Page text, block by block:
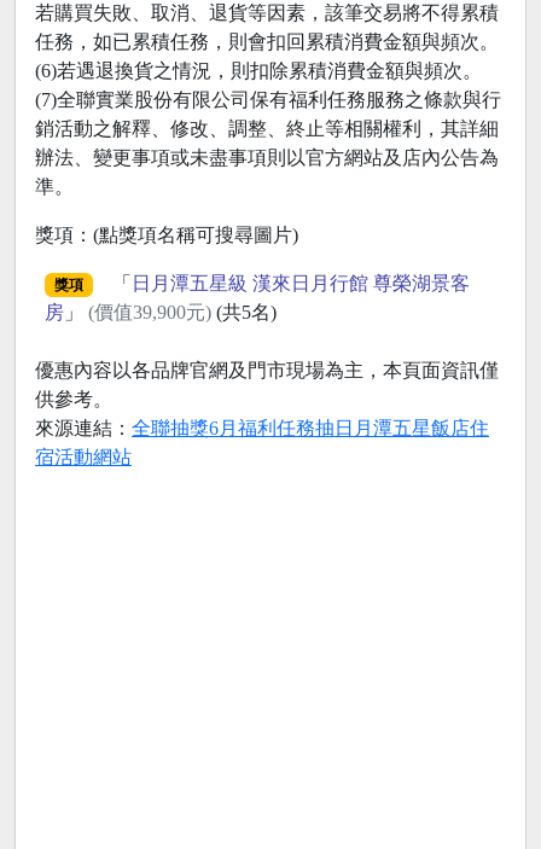
若購買失敗、取消、退貨等因素，該筆交易將不得累積
任務，如已累積任務，則會扣回累積消費金額與頻次。
(6)若遇退換貨之情況，則扣除累積消費金額與頻次。
(7)全聯實業股份有限公司保有福利任務服務之條款與行
銷活動之解釋、修改、調整、終止等相關權利，其詳細
辦法、變更事項或未盡事項則以官方網站及店內公告為
準。
獎項：(點獎項名稱可搜尋圖片)
獎項 「 日月潭五星級 漢來日月行館 尊榮湖景客
房 」 (價值39,900元) (共5名)
優惠內容以各品牌官網及門市現場為主，本頁面資訊僅
供參考。
來源連結： 全聯抽獎6月福利任務抽日月潭五星飯店住
宿活動網站